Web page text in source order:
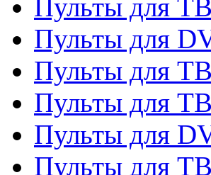
Пульты для ТВ
Пульты для
Пульты для ТВ
Пульты для ТВ
Пульты для
Пульты для ТВ